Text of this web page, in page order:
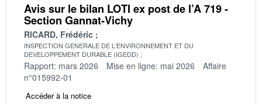
Avis sur le bilan LOTI ex post de l’A 719 -
Section Gannat-Vichy
RICARD, Frédéric
INSPECTION GENERALE DE L'ENVIRONNEMENT ET DU
DEVELOPPEMENT DURABLE (IGEDD)
Rapport: mars 2026 Mise en ligne: mai 2026
Affaire
n°015992-01
Accéder à la notice